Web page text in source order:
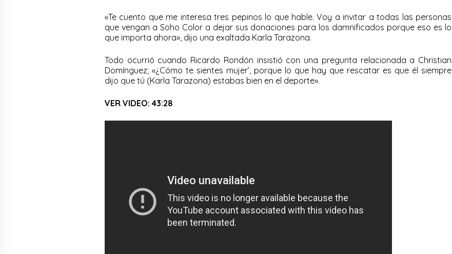
«Te cuento que me interesa tres pepinos lo que hable. Voy a invitar a todas las personas
que vengan a Soho Color a dejar sus donaciones para los damnificados porque eso es lo
que importa ahora», dijo una exaltada Karla Tarazona.
Todo ocurrió cuando Ricardo Rondón insistió con una pregunta relacionada a Christian
Domínguez; «¿Cómo te sientes mujer’, porque lo que hay que rescatar es que él siempre
dijo que tú (Karla Tarazona) estabas bien en el deporte».
VER VIDEO: 43:28